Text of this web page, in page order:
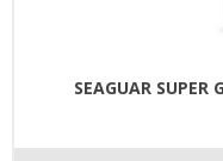
SEAGUAR SUPER